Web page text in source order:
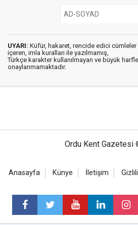
UYARI: Küfür, hakaret, rencide edici cümleler
içeren, imla kuralları ile yazılmamış,
Türkçe karakter kullanılmayan ve büyük
onaylanmamaktadır.
Ordu Kent Gazetesi
Anasayfa Künye İletişim